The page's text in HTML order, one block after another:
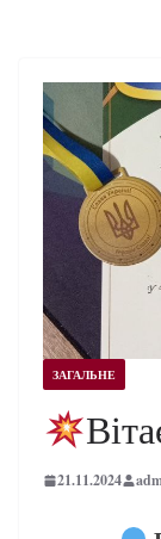
ЗАГАЛЬНЕ
21.11.2024